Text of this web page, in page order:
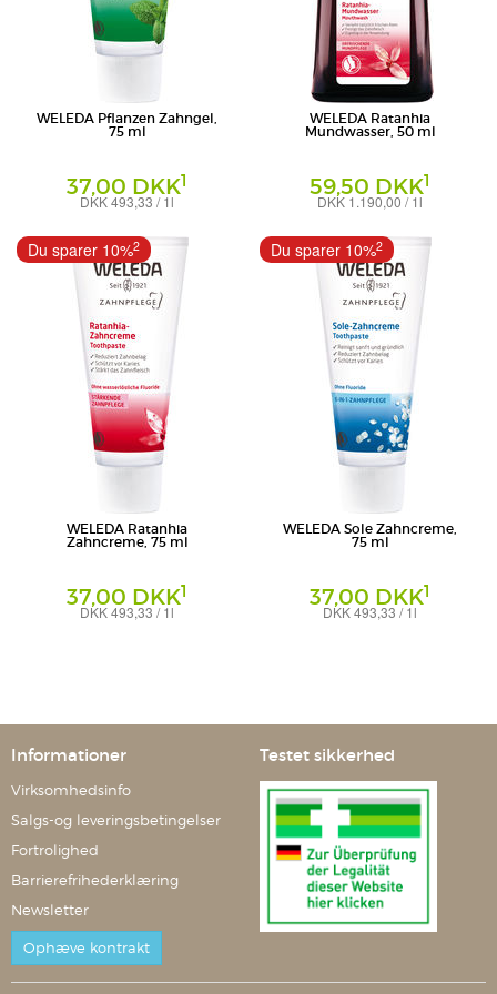
WELEDA Pflanzen Zahngel,
75 ml
37,00 DKK1
DKK 493,33 / 1l
Weleda AG
WELEDA Ratanhia
Mundwasser, 50 ml
59,50 DKK1
DKK 1.190,00 / 1l
Weleda AG
WELEDA Ratanhia
Zahncreme, 75 ml
37,00 DKK1
DKK 493,33 / 1l
Du sparer 10%2
WELEDA Sole Zahncreme,
75 ml
37,00 DKK1
DKK 493,33 / 1l
Du sparer 10%2
Informationer
Virksomhedsinfo
Salgs-og leveringsbetingelser
Fortrolighed
Barrierefrihederklæring
Newsletter
Ophæve kontrakt
Testet sikkerhed